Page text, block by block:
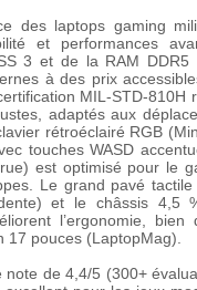
des laptops gaming
et performances
3 et de la RAM DDR5
à des prix
MIL-STD-810H
adaptés aux
rétroéclairé RGB
touches WASD
est optimisé pour le
Le grand pavé
et le châssis 4,5
l’ergonomie, bien
17 pouces (LaptopMag).
de 4,4/5 (300+